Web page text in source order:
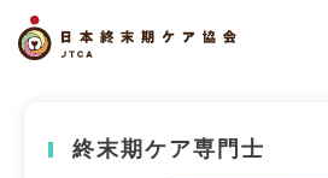
終末期ケア専門士